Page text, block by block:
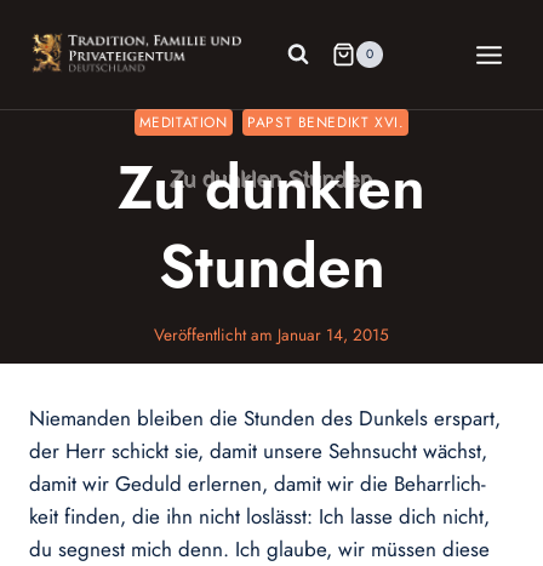
Inhalt
springen
0
MEDITATION PAPST BENEDIKT XVI.
Zu dunklen
Stunden
Veröffentlicht am Januar 14, 2015
Niemanden bleiben die Stunden des Dunkels erspart,
der Herr schickt sie, damit unsere Sehnsucht wächst,
damit wir Geduld erlernen, damit wir die Beharrlich-
keit finden, die ihn nicht loslässt: Ich lasse dich nicht,
du segnest mich denn. Ich glaube, wir müssen diese